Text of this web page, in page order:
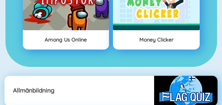
Among Us Online Money Clicker
Allmänbildning